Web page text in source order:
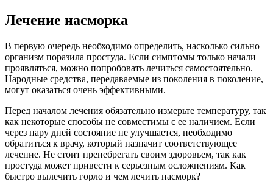
Лечение насморка
В первую очередь необходимо определить, насколько сильно
организм поразила простуда. Если симптомы только начали
проявляться, можно попробовать лечиться самостоятельно.
Народные средства, передаваемые из поколения в поколение,
могут оказаться очень эффективными.
Перед началом лечения обязательно измерьте температуру, так
как некоторые способы не совместимы с ее наличием. Если
через пару дней состояние не улучшается, необходимо
обратиться к врачу, который назначит соответствующее
лечение. Не стоит пренебрегать своим здоровьем, так как
простуда может привести к серьезным осложнениям. Как
быстро вылечить горло и чем лечить насморк?